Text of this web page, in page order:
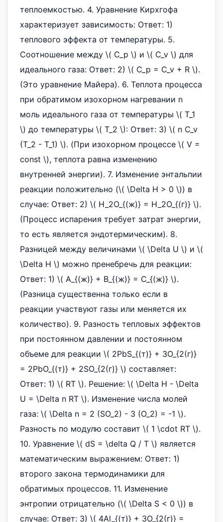
теплоемкостью. 4. Уравнение Кирхгофа
характеризует зависимость: Ответ: 1)
теплового эффекта от температуры. 5.
Соотношение между \( C_p \) и \( C_v \) для
идеального газа: Ответ: 2) \( C_p = C_v + R \).
(Это уравнение Майера). 6. Теплота процесса
при обратимом изохорном нагревании n
моль идеального газа от температуры \( T_1
\) до температуры \( T_2 \): Ответ: 3) \( n C_v
(T_2 - T_1) \). (При изохорном процессе \( V =
const \), теплота равна изменению
внутренней энергии). 7. Изменение энтальпии
реакции положительно (\( \Delta H > 0 \)) в
случае: Ответ: 2) \( H_2O_{(ж)} = H_2O_{(г)} \).
(Процесс испарения требует затрат энергии,
то есть является эндотермическим). 8.
Разницей между величинами \( \Delta U \) и \(
\Delta H \) можно пренебречь для реакции:
Ответ: 1) \( A_{(ж)} + B_{(ж)} = C_{(ж)} \).
(Разница существенна только если в
реакции участвуют газы или меняется их
количество). 9. Разность тепловых эффектов
при постоянном давлении и постоянном
объеме для реакции \( 2PbS_{(т)} + 3O_{2(г)}
= 2PbO_{(т)} + 2SO_{2(г)} \) составляет:
Ответ: 1) \( RT \). Решение: \( \Delta H - \Delta
U = \Delta n RT \). Изменение числа молей
газа: \( \Delta n = 2 (SO_2) - 3 (O_2) = -1 \).
Разность по модулю составит \( 1 \cdot RT \).
10. Уравнение \( dS = \delta Q / T \) является
математическим выражением: Ответ: 1)
второго закона термодинамики для
обратимых процессов. 11. Изменение
энтропии отрицательно (\( \Delta S < 0 \)) в
случае: Ответ: 3) \( 4Al_{(т)} + 3O_{2(г)} =